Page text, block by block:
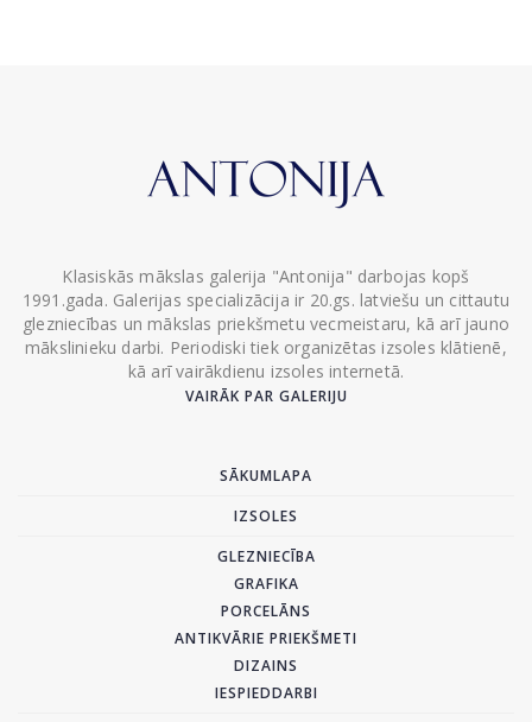
Klasiskās mākslas galerija "Antonija" darbojas kopš
1991.gada. Galerijas specializācija ir 20.gs. latviešu un cittautu
glezniecības un mākslas priekšmetu vecmeistaru, kā arī jauno
mākslinieku darbi. Periodiski tiek organizētas izsoles klātienē,
kā arī vairākdienu izsoles internetā.
VAIRĀK PAR GALERIJU
SĀKUMLAPA
IZSOLES
GLEZNIECĪBA
GRAFIKA
PORCELĀNS
ANTIKVĀRIE PRIEKŠMETI
DIZAINS
IESPIEDDARBI